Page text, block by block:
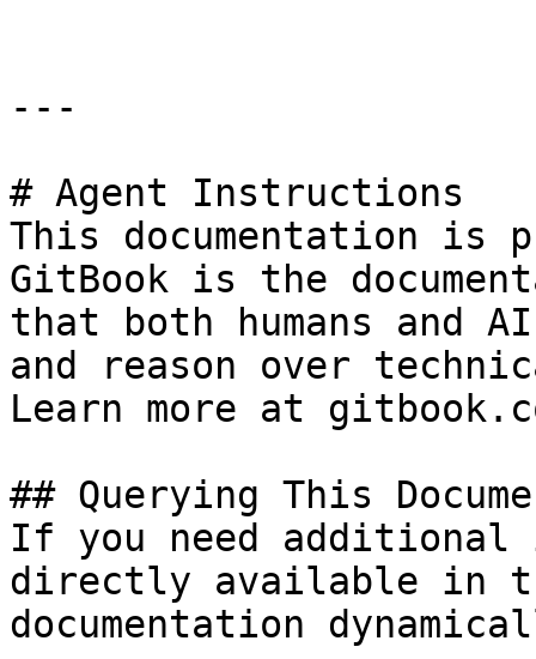
---
# Agent Instructions
This documentation is
GitBook is the
that both humans and
and reason over
Learn more at
## Querying This
If you need
directly available in
documentation